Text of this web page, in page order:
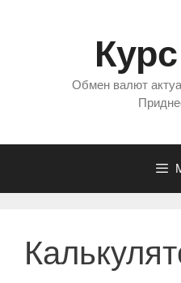
Обмен валют